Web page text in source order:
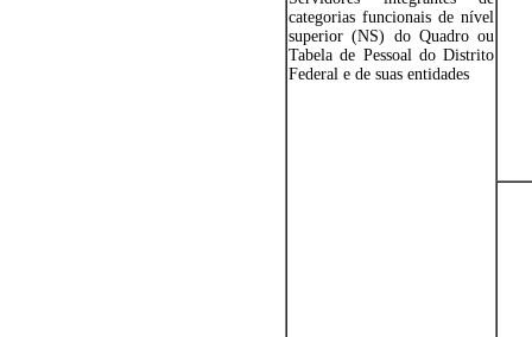
categorias funcionais de nível
superior (NS) do Quadro ou
Tabela de Pessoal do Distrito
Federal e de suas entidades